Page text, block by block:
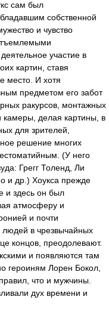
сам был
собственной
и чувство
участие в
картин, ставя
место. И хотя
предметом его забот
ракурсов, монтажных
делая картины, в
для зрителей,
решение многих
(У него
Грегг Толенд, Ли
и др.) Хоукса прежде
и здесь он был
атмосферу и
и почти
людей в чрезвычайных
концов, преодолевают.
и появляются там
героиням Лорен Бокол,
что и мужчины.
дух времени и